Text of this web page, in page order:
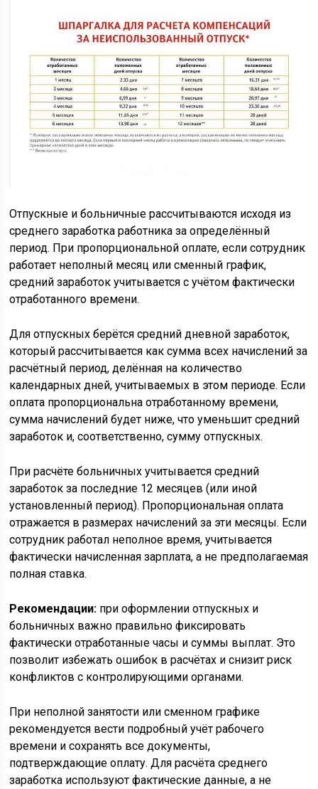
Отпускные и больничные рассчитываются исходя из
среднего заработка работника за определённый
период. При пропорциональной оплате, если сотрудник
работает неполный месяц или сменный график,
средний заработок учитывается с учётом фактически
отработанного времени.
Для отпускных берётся средний дневной заработок,
который рассчитывается как сумма всех начислений за
расчётный период, делённая на количество
календарных дней, учитываемых в этом периоде. Если
оплата пропорциональна отработанному времени,
сумма начислений будет ниже, что уменьшит средний
заработок и, соответственно, сумму отпускных.
При расчёте больничных учитывается средний
заработок за последние 12 месяцев (или иной
установленный период). Пропорциональная оплата
отражается в размерах начислений за эти месяцы. Если
сотрудник работал неполное время, учитывается
фактически начисленная зарплата, а не предполагаемая
полная ставка.
Рекомендации: при оформлении отпускных и
больничных важно правильно фиксировать
фактически отработанные часы и суммы выплат. Это
позволит избежать ошибок в расчётах и снизит риск
конфликтов с контролирующими органами.
При неполной занятости или сменном графике
рекомендуется вести подробный учёт рабочего
времени и сохранять все документы,
подтверждающие оплату. Для расчёта среднего
заработка используют фактические данные, а не